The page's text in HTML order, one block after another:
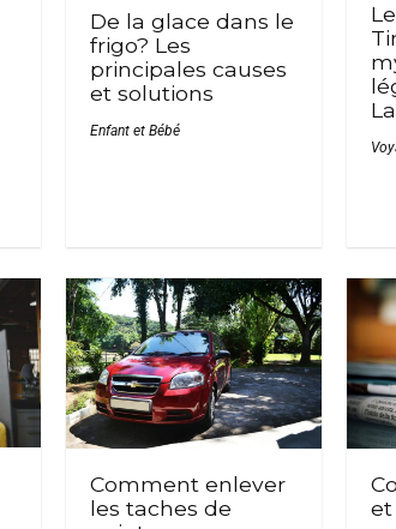
De la glace dans le
frigo? Les
principales causes
et solutions
Enfant et Bébé
Comment enlever
les taches de
et